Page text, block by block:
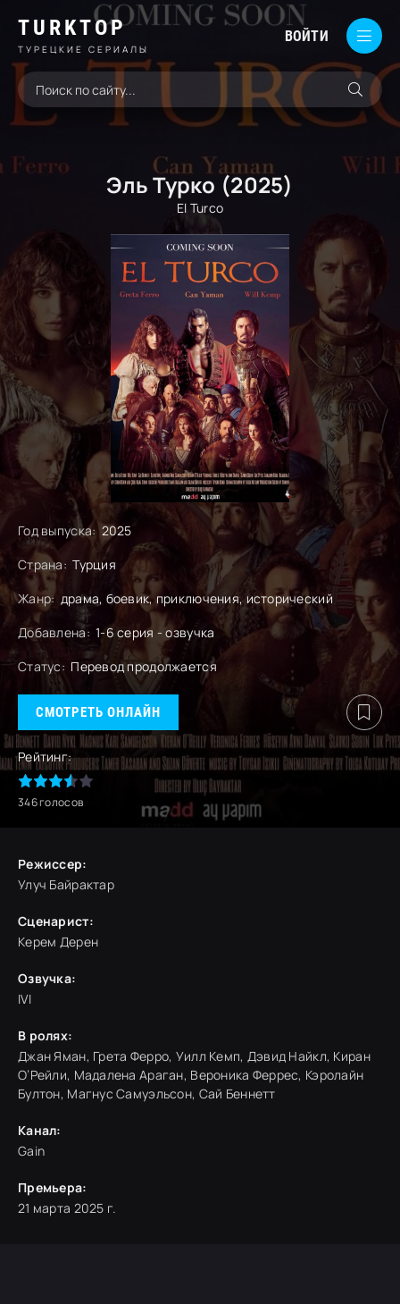
TURKTOP
ТУРЕЦКИЕ СЕРИАЛЫ
ВОЙТИ
Эль Турко (2025)
El Turco
Год выпуска: 2025
Страна: Турция
Жанр: драма, боевик, приключения, исторический
Добавлена: 1-6 серия - озвучка
Статус: Перевод продолжается
СМОТРЕТЬ ОНЛАЙН
Рейтинг:
346голосов
Режиссер:
Улуч Байрактар
Сценарист:
Керем Дерен
Озвучка:
IVI
В ролях:
Джан Яман, Грета Ферро, Уилл Кемп, Дэвид Найкл, Киран
О’Рейли, Мадалена Араган, Вероника Феррес, Кэролайн
Бултон, Магнус Самуэльсон, Сай Беннетт
Канал:
Gain
Премьера:
21 марта 2025 г.